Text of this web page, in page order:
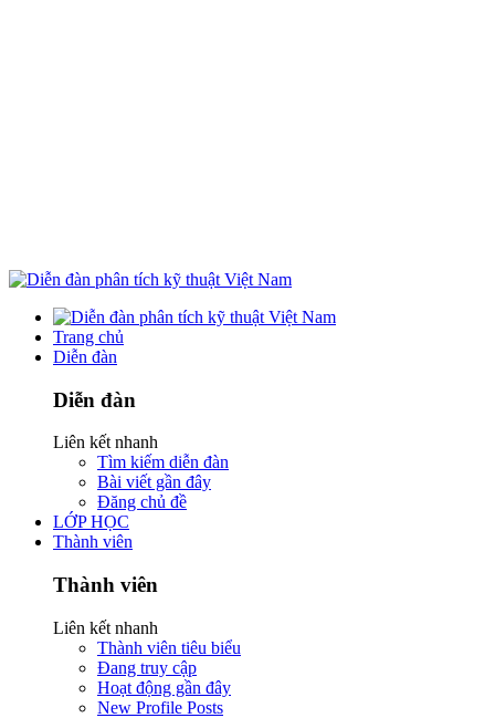
Trang chủ
Diễn đàn
Diễn đàn
Liên kết nhanh
Tìm kiếm diễn đàn
Bài viết gần đây
Đăng chủ đề
LỚP HỌC
Thành viên
Thành viên
Liên kết nhanh
Thành viên tiêu biểu
Đang truy cập
Hoạt động gần đây
New Profile Posts